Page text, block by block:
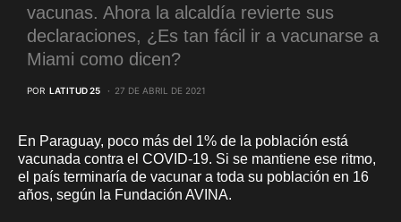
vacunas. Ahora la alcaldía revierte sus
declaraciones, ¿Es tan fácil ir a vacunarse a
Miami como dicen?
POR LATITUD 25 27 DE ABRIL DE 2021
En Paraguay, poco más del 1% de la población está
vacunada contra el COVID-19. Si se mantiene ese ritmo,
el país terminaría de vacunar a toda su población en 16
años, según la Fundación AVINA.